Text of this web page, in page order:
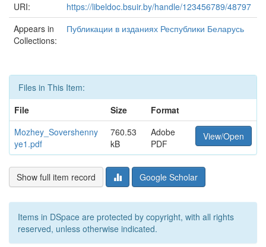
URI:
https://libeldoc.bsuir.by/handle/123456789/48797
Appears in
Collections:
Публикации в изданиях Республики Беларусь
Files in This Item:
File
Size
Format
Mozhey_Sovershenny
ye1.pdf
760.53
kB
Adobe
PDF
View/Open
Show full item record Google Scholar
Items in DSpace are protected by copyright, with all rights
reserved, unless otherwise indicated.